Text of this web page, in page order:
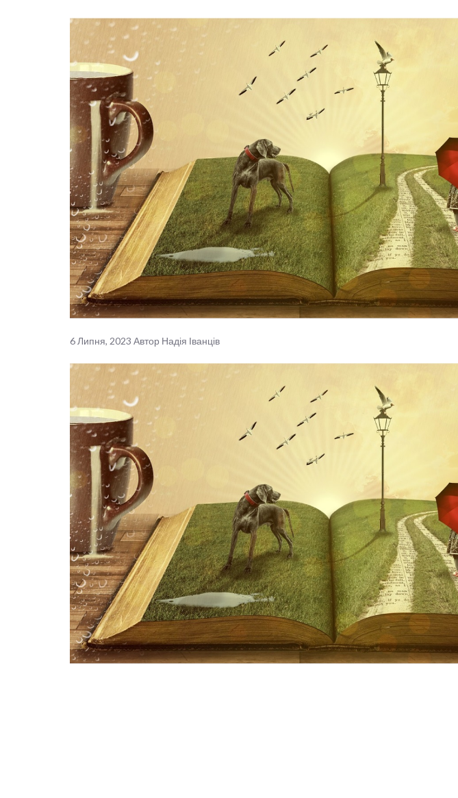
6 Липня, 2023 Автор Надія Іванців